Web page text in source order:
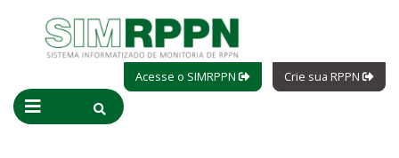
Acesse o SIMRPPN Crie sua RPPN